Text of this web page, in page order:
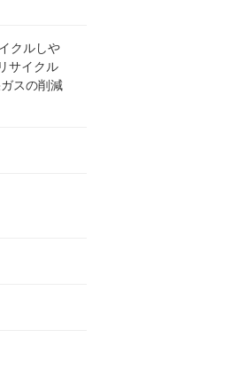
クルしや
サイクル
スの削減